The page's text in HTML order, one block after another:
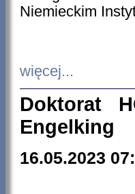
Niemieckim
więcej...
Doktorat
Engelking
16.05.2023